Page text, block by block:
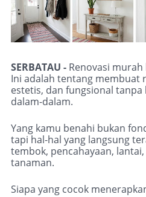
SERBATAU - Renovasi
Ini adalah tentang membuat
estetis, dan fungsional
dalam-dalam.
Yang kamu benahi bukan
tapi hal-hal yang langsung
tembok, pencahayaan,
tanaman.
Siapa yang cocok